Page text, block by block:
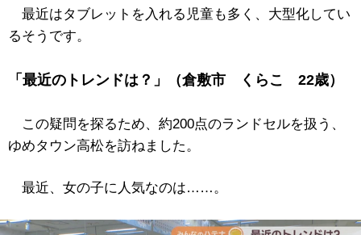
最近はタブレットを入れる児童も多く、大型化してい
るそうです。
「最近のトレンドは？」（倉敷市 くらこ 22歳）
この疑問を探るため、約200点のランドセルを扱う、
ゆめタウン高松を訪ねました。
最近、女の子に人気なのは……。